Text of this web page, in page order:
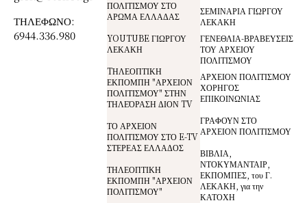
ΤΗΛΕΦΩΝΟ:
6944.336.980
ΠΟΛΙΤΙΣΜΟΥ ΣΤΟ
ΑΡΩΜΑ ΕΛΛΑΔΑΣ
YOUTUBE ΓΙΩΡΓΟΥ
ΛΕΚΑΚΗ
TΗΛΕΟΠΤΙΚΗ
ΕΚΠΟΜΠΗ "ΑΡΧΕΙΟΝ
ΠΟΛΙΤΙΣΜΟΥ" ΣΤΗΝ
ΤΗΛΕΌΡΑΣΗ ΔΙΟΝ TV
ΤΟ ΑΡΧΕΙΟΝ
ΠΟΛΙΤΙΣΜΟΥ ΣΤΟ E-TV
ΣΤΕΡΕΑΣ ΕΛΛΑΔΟΣ
ΤΗΛΕΟΠΤΙΚΗ
ΕΚΠΟΜΠΗ "ΑΡΧΕΙΟΝ
ΠΟΛΙΤΙΣΜΟΥ"
ΣΕΜΙΝΑΡΙΑ ΓΙΩΡΓΟΥ
ΛΕΚΑΚΗ
ΓΕΝΕΘΛΙΑ-ΒΡΑΒΕΥΣΕΙΣ
ΤΟΥ ΑΡΧΕΙΟΥ
ΠΟΛΙΤΙΣΜΟΥ
ΑΡΧΕΙΟΝ ΠΟΛΙΤΙΣΜΟΥ
ΧΟΡΗΓΟΣ
ΕΠΙΚΟΙΝΩΝΙΑΣ
ΓΡΑΦΟΥΝ ΣΤΟ
ΑΡΧΕΙΟΝ ΠΟΛΙΤΙΣΜΟΥ
ΒΙΒΛΙΑ,
ΝΤΟΚΥΜΑΝΤΑΙΡ,
ΕΚΠΟΜΠΕΣ, του Γ.
ΛΕΚΑΚΗ, για την
ΚΑΤΟΧΗ